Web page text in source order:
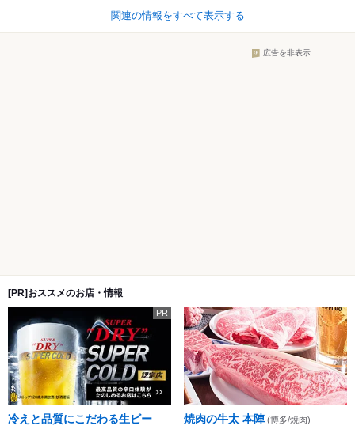
関連の情報をすべて表示する
広告を非表示
[PR]おススメのお店・情報
PR
冷えと品質にこだわる生ビー
焼肉の牛太 本陣 (博多/焼肉)